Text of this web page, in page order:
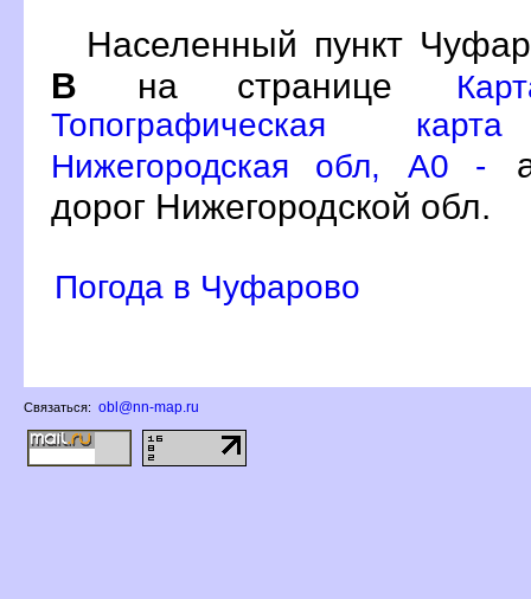
Населенный пункт
на странице
Топографическая
Нижегородская обл, A0 -
дорог Нижегородской обл.
Погода в Чуфарово
Связаться: obl@nn-map.ru